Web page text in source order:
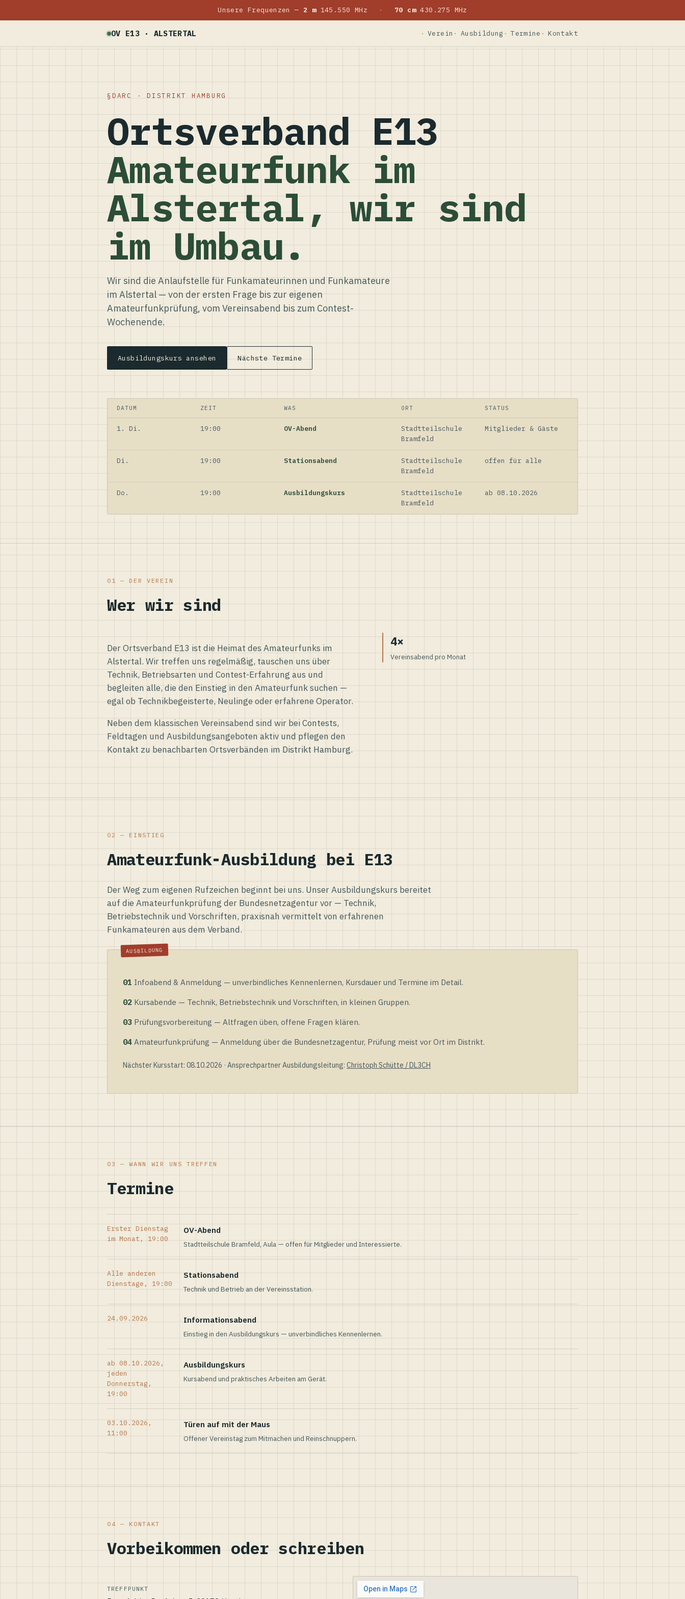
Unsere Frequenzen — 2 m145.550 MHz · 70 cm430.275 MHz
OV E13 · ALSTERTAL Verein Ausbildung Termine Kontakt
DARC · DISTRIKT HAMBURG
Ortsverband E13
Amateurfunk im
Alstertal, wir sind
im Umbau.
Wir sind die Anlaufstelle für Funkamateurinnen und Funkamateure
im Alstertal — von der ersten Frage bis zur eigenen
Amateurfunkprüfung, vom Vereinsabend bis zum Contest-
Wochenende.
Ausbildungskurs ansehen Nächste Termine
DATUM ZEIT WAS ORT STATUS
1. Di. 19:00 OV-Abend
Stadtteilschule
Bramfeld
Mitglieder & Gäste
Di. 19:00 Stationsabend
Stadtteilschule
Bramfeld
offen für alle
Do. 19:00 Ausbildungskurs
Stadtteilschule
Bramfeld
ab 08.10.2026
01 — DER VEREIN
Wer wir sind
Der Ortsverband E13 ist die Heimat des Amateurfunks im
Alstertal. Wir treffen uns regelmäßig, tauschen uns über
Technik, Betriebsarten und Contest-Erfahrung aus und
begleiten alle, die den Einstieg in den Amateurfunk suchen —
egal ob Technikbegeisterte, Neulinge oder erfahrene Operator.
Neben dem klassischen Vereinsabend sind wir bei Contests,
Feldtagen und Ausbildungsangeboten aktiv und pflegen den
Kontakt zu benachbarten Ortsverbänden im Distrikt Hamburg.
4×
Vereinsabend pro Monat
02 — EINSTIEG
Amateurfunk-Ausbildung bei E13
Der Weg zum eigenen Rufzeichen beginnt bei uns. Unser Ausbildungskurs bereitet
auf die Amateurfunkprüfung der Bundesnetzagentur vor — Technik,
Betriebstechnik und Vorschriften, praxisnah vermittelt von erfahrenen
Funkamateuren aus dem Verband.
01 Infoabend & Anmeldung — unverbindliches Kennenlernen, Kursdauer und Termine im Detail.
02 Kursabende — Technik, Betriebstechnik und Vorschriften, in kleinen Gruppen.
03 Prüfungsvorbereitung — Altfragen üben, offene Fragen klären.
04 Amateurfunkprüfung — Anmeldung über die Bundesnetzagentur, Prüfung meist vor Ort im Distrikt.
Nächster Kursstart: 08.10.2026 · Ansprechpartner Ausbildungsleitung: Christoph Schütte / DL3CH
03 — WANN WIR UNS TREFFEN
Termine
Erster Dienstag
im Monat, 19:00
OV-Abend
Stadtteilschule Bramfeld, Aula — offen für Mitglieder und Interessierte.
Alle anderen
Dienstage, 19:00
Stationsabend
Technik und Betrieb an der Vereinsstation.
24.09.2026 Informationsabend
Einstieg in den Ausbildungskurs — unverbindliches Kennenlernen.
ab 08.10.2026,
jeden
Donnerstag,
19:00
Ausbildungskurs
Kursabend und praktisches Arbeiten am Gerät.
03.10.2026,
11:00
Türen auf mit der Maus
Offener Vereinstag zum Mitmachen und Reinschnuppern.
04 — KONTAKT
Vorbeikommen oder schreiben
TREFFPUNKT